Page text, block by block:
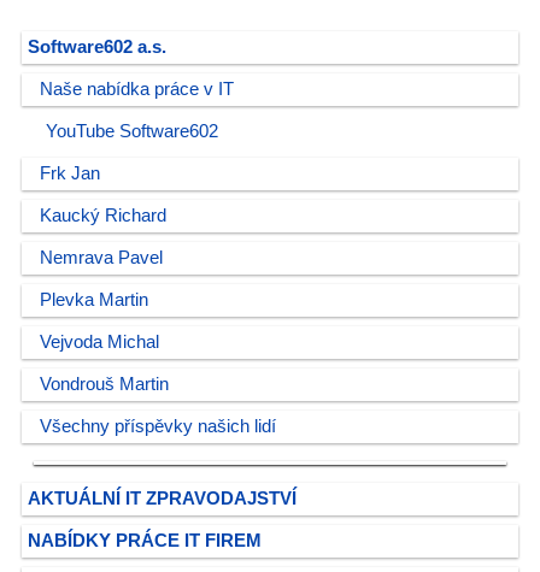
Software602 a.s.
Naše nabídka práce v IT
YouTube Software602
Frk Jan
Kaucký Richard
Nemrava Pavel
Plevka Martin
Vejvoda Michal
Vondrouš Martin
Všechny příspěvky našich lidí
AKTUÁLNÍ IT ZPRAVODAJSTVÍ
NABÍDKY PRÁCE IT FIREM